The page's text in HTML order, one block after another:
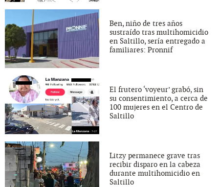
Ben, niño de tres años
sustraído tras multihomicidio
en Saltillo, sería entregado a
familiares: Pronnif
El frutero ‘voyeur’ grabó, sin
su consentimiento, a cerca de
100 mujeres en el Centro de
Saltillo
Litzy permanece grave tras
recibir disparo en la cabeza
durante multihomicidio en
Saltillo